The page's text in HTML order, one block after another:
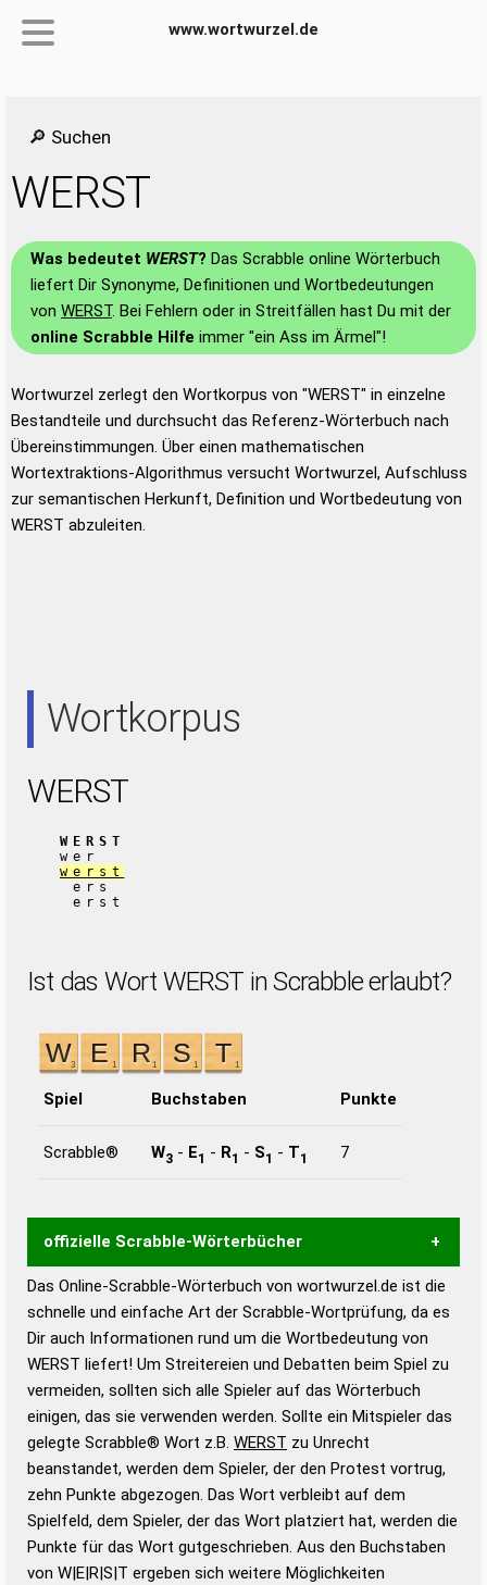
www.wortwurzel.de
🔎 Suchen
WERST
Was bedeutet WERST? Das Scrabble online Wörterbuch
liefert Dir Synonyme, Definitionen und Wortbedeutungen
von WERST. Bei Fehlern oder in Streitfällen hast Du mit der
online Scrabble Hilfe immer "ein Ass im Ärmel"!
Wortwurzel zerlegt den Wortkorpus von "WERST" in einzelne
Bestandteile und durchsucht das Referenz-Wörterbuch nach
Übereinstimmungen. Über einen mathematischen
Wortextraktions-Algorithmus versucht Wortwurzel, Aufschluss
zur semantischen Herkunft, Definition und Wortbedeutung von
WERST abzuleiten.
Wortkorpus
WERST
WERST
wer
werst
ers
erst
Ist das Wort WERST in Scrabble erlaubt?
Spiel Buchstaben Punkte
Scrabble® W3 - E1 - R1 - S1 - T1 7
offizielle Scrabble-Wörterbücher
Wortwurzel liefert mit Hilfe eines semantischen
Wortanalyse-Algorithmus gute Anhaltspunkte zu
Wortbedeutung, Worttrennung und Wortform, um die
Gültigkeit eines Wortes für das Scrabble-Spiel zu
bestimmen!
zugelassene Turnier Scrabble-
Wörterbücher sind:
Duden – Standardwerk in 12 Bänden
Duden – Richtiges und gutes
Deutsch
Duden – Die deutsche Grammatik
Das Online-Scrabble-Wörterbuch von wortwurzel.de ist die
schnelle und einfache Art der Scrabble-Wortprüfung, da es
Dir auch Informationen rund um die Wortbedeutung von
WERST liefert! Um Streitereien und Debatten beim Spiel zu
vermeiden, sollten sich alle Spieler auf das Wörterbuch
einigen, das sie verwenden werden. Sollte ein Mitspieler das
gelegte Scrabble® Wort z.B. WERST zu Unrecht
beanstandet, werden dem Spieler, der den Protest vortrug,
zehn Punkte abgezogen. Das Wort verbleibt auf dem
Spielfeld, dem Spieler, der das Wort platziert hat, werden die
Punkte für das Wort gutgeschrieben. Aus den Buchstaben
von W|E|R|S|T ergeben sich weitere Möglichkeiten